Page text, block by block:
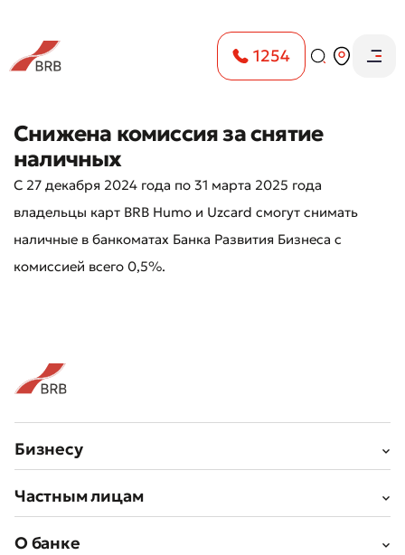
1254
Оцените качество обслуживания
Снижена комиссия за снятие
наличных
С 27 декабря 2024 года по 31 марта 2025 года
владельцы карт BRB Humo и Uzcard смогут снимать
наличные в банкоматах Банка Развития Бизнеса с
комиссией всего 0,5%.
Бизнесу
Частным лицам
О банке